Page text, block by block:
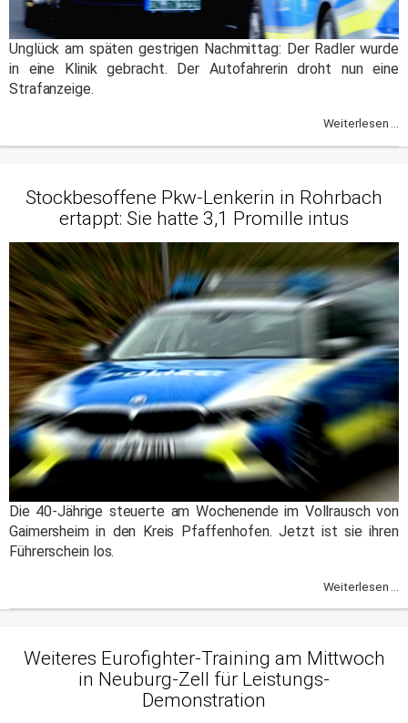
Unglück am späten gestrigen Nachmittag: Der Radler wurde
in eine Klinik gebracht. Der Autofahrerin droht nun eine
Strafanzeige.
Weiterlesen ...
Stockbesoffene Pkw-Lenkerin in Rohrbach
ertappt: Sie hatte 3,1 Promille intus
Die 40-Jährige steuerte am Wochenende im Vollrausch von
Gaimersheim in den Kreis Pfaffenhofen. Jetzt ist sie ihren
Führerschein los.
Weiterlesen ...
Weiteres Eurofighter-Training am Mittwoch
in Neuburg-Zell für Leistungs-
Demonstration